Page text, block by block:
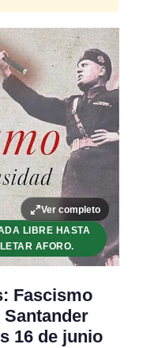
Ver completo
LIBRE HASTA
AFORO.
Fascismo
Santander
16 de junio